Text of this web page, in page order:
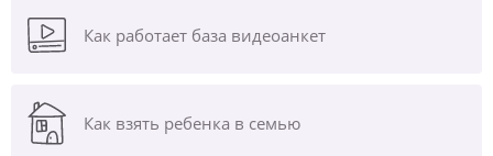
Как работает база видеоанкет
Как взять ребенка в семью